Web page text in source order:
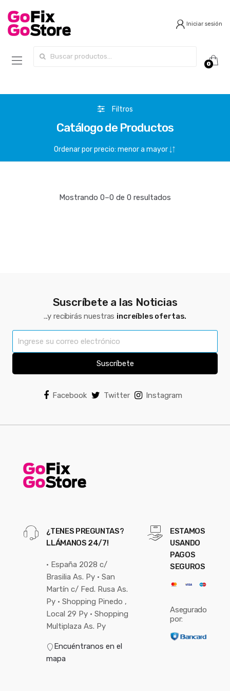
Iniciar sesión
0
Filtros
Catálogo de Productos
Mostrando 0–0 de 0 resultados
Suscríbete a las Noticias
...y recibirás nuestras increíbles ofertas.
Suscríbete
Facebook Twitter Instagram
¿TENES PREGUNTAS?
LLÁMANOS 24/7!
• España 2028 c/
Brasilia As. Py • San
Martín c/ Fed. Rusa As.
Py • Shopping Pinedo ,
Local 29 Py • Shopping
Multiplaza As. Py
Encuéntranos en el
mapa
ESTAMOS
USANDO
PAGOS
SEGUROS
Asegurado
por: